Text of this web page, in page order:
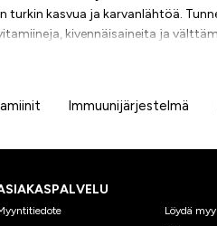
turkin kasvua ja karvanlähtöä.
kivennäisaineita ja
karvanvaihtoon,
Immuunijärjestelmä
Löydä